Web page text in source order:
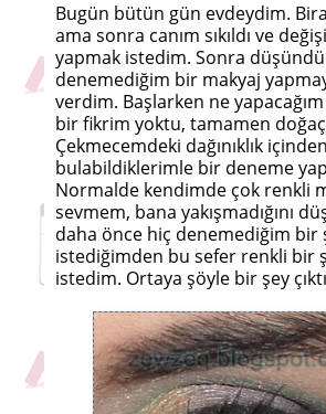
Bugün bütün gün evdeydim.
ama sonra canım sıkıldı ve
yapmak istedim. Sonra
denemediğim bir makyaj
verdim. Başlarken ne
bir fikrim yoktu, tamamen
Çekmecemdeki dağınıklık içinden
bulabildiklerimle bir deneme
Normalde kendimde çok renkli
sevmem, bana yakışmadığını
daha önce hiç denemediğim bir
istediğimden bu sefer renkli bir
istedim. Ortaya şöyle bir şey